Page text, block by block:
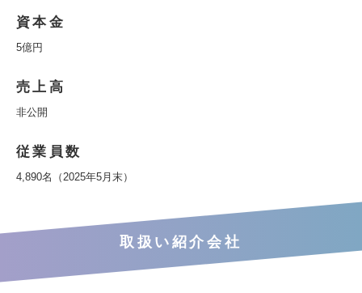
資本金
5億円
売上高
非公開
従業員数
4,890名（2025年5月末）
取扱い紹介会社